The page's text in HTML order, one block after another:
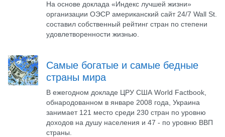
На основе доклада «Индекс лучшей жизни»
организации ОЭСР американский сайт 24/7 Wall St.
составил собственный рейтинг стран по степени
удовлетворенности жизнью.
Самые богатые и самые бедные
страны мира
В ежегодном докладе ЦРУ США World Factbook,
обнародованном в январе 2008 года, Украина
занимает 121 место среди 230 стран по уровню
доходов на душу населения и 47 - по уровню ВВП
страны.